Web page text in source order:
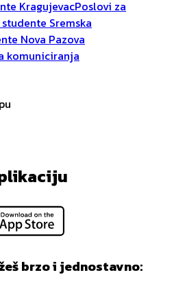
KragujevacPoslovi za
Sremska
Nova Pazova
komuniciranja
brzo i jednostavno: